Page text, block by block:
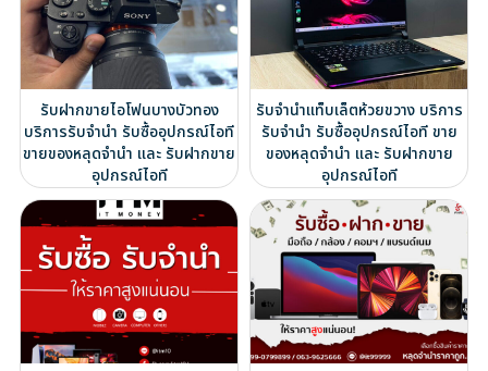
รับฝากขายไอโฟนบางบัวทอง
บริการรับจำนำ รับซื้ออุปกรณ์ไอที
ขายของหลุดจำนำ และ รับฝากขาย
อุปกรณ์ไอที
รับจำนำแท็บเล็ตห้วยขวาง บริการ
รับจำนำ รับซื้ออุปกรณ์ไอที ขาย
ของหลุดจำนำ และ รับฝากขาย
อุปกรณ์ไอที